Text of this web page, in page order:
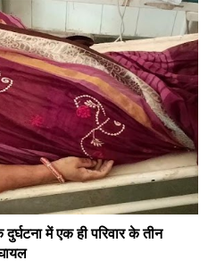
में एक ही परिवार के तीन